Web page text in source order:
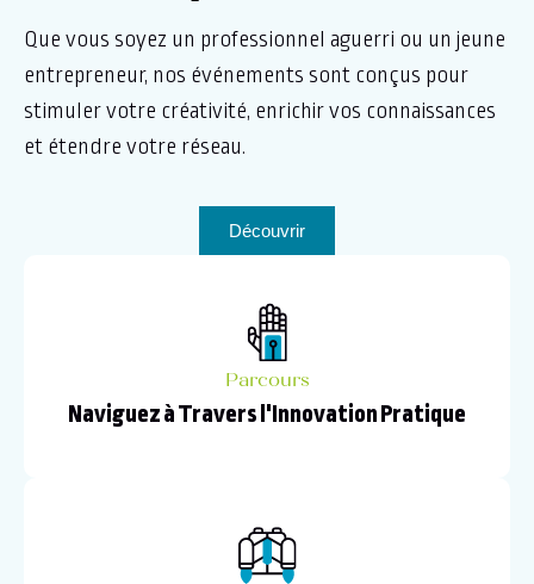
Que vous soyez un professionnel aguerri ou un jeune
entrepreneur, nos événements sont conçus pour
stimuler votre créativité, enrichir vos connaissances
et étendre votre réseau.
Découvrir
Parcours
Naviguez à Travers l'Innovation Pratique